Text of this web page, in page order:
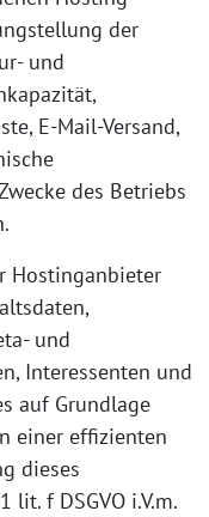
der
und
E-Mail-Versand,
des Betriebs
Hostinganbieter
und
Interessenten und
auf Grundlage
einer effizienten
dieses
lit. f DSGVO i.V.m.